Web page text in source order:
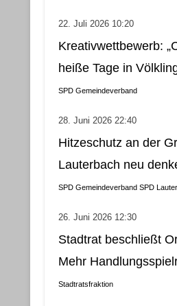
22. Juli 2026 10:20
Kreativwettbewerb:
heiße Tage in
SPD Gemeindeverband
28. Juni 2026 22:40
Hitzeschutz an der
Lauterbach neu
Klimatisierung als
SPD Gemeindeverband SPD
26. Juni 2026 12:30
Stadtrat beschließt
Mehr
Gemeindebezirke
Stadtratsfraktion